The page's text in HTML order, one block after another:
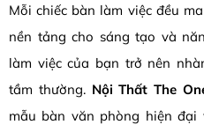
Mỗi chiếc bàn làm việc đều
nền tảng cho sáng tạo và
làm việc của bạn trở nên
tầm thường. Nội Thất The
mẫu bàn văn phòng hiện